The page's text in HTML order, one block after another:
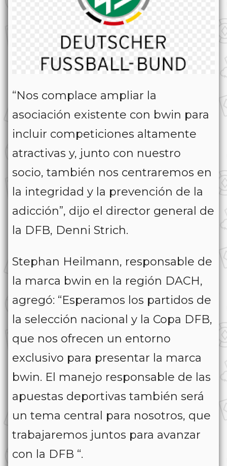
“Nos complace ampliar la
asociación existente con bwin para
incluir competiciones altamente
atractivas y, junto con nuestro
socio, también nos centraremos en
la integridad y la prevención de la
adicción”, dijo el director general de
la DFB, Denni Strich.
Stephan Heilmann, responsable de
la marca bwin en la región DACH,
agregó: “Esperamos los partidos de
la selección nacional y la Copa DFB,
que nos ofrecen un entorno
exclusivo para presentar la marca
bwin. El manejo responsable de las
apuestas deportivas también será
un tema central para nosotros, que
trabajaremos juntos para avanzar
con la DFB “.